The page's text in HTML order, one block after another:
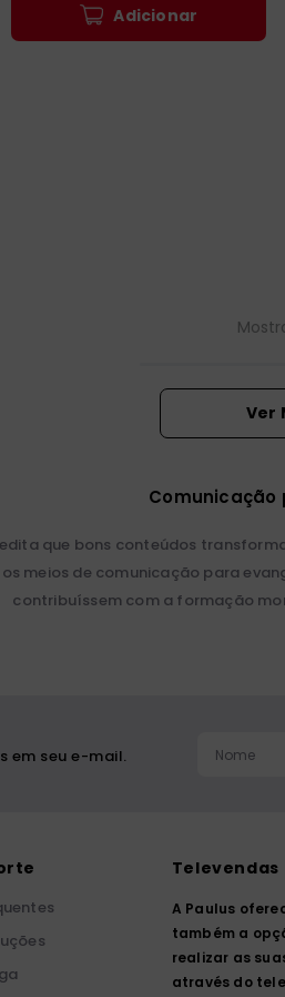
Adicionar
Comunicação
que bons conteúdos
meios de comunicação para
contribuíssem com a formação
em seu e-mail.
Televendas
A Paulus
também a
realizar as
através do